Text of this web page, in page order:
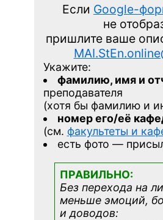
Если Google-
не
пришлите ваше
Укажите:
фамилию, имя и
преподавателя
(хотя бы фамилию и
номер его/её
(см. факультеты и
есть фото —
ПРАВИЛЬНО:
Без перехода на
меньше эмоций,
и доводов: